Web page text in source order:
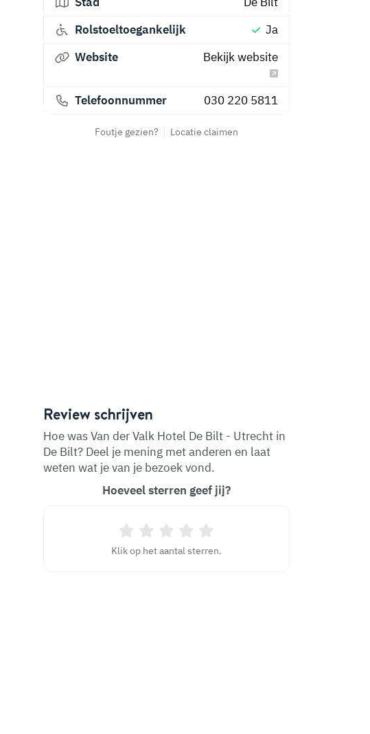
Rolstoeltoegankelijk
Ja
Website
Bekijk website
Telefoonnummer 030 220 5811
Foutje gezien? Locatie claimen
Review schrijven
Hoe was Van der Valk Hotel De Bilt - Utrecht in
De Bilt? Deel je mening met anderen en laat
weten wat je van je bezoek vond.
Hoeveel sterren geef jij?
Klik op het aantal sterren.